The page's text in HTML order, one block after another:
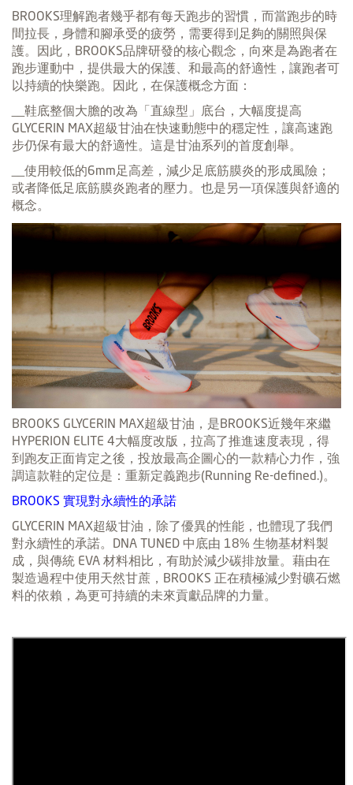
BROOKS理解跑者幾乎都有每天跑步的習慣，而當跑步的時
間拉長，身體和腳承受的疲勞，需要得到足夠的關照與保
護。因此，BROOKS品牌研發的核心觀念，向來是為跑者在
跑步運動中，提供最大的保護、和最高的舒適性，讓跑者可
以持續的快樂跑。因此，在保護概念方面：
__鞋底整個大膽的改為「直線型」底台，大幅度提高
GLYCERIN MAX超級甘油在快速動態中的穩定性，讓高速跑
步仍保有最大的舒適性。這是甘油系列的首度創舉。
__使用較低的6mm足高差，減少足底筋膜炎的形成風險；
或者降低足底筋膜炎跑者的壓力。也是另一項保護與舒適的
概念。
BROOKS GLYCERIN MAX超級甘油，是BROOKS近幾年來繼
HYPERION ELITE 4大幅度改版，拉高了推進速度表現，得
到跑友正面肯定之後，投放最高企圖心的一款精心力作，強
調這款鞋的定位是：重新定義跑步(Running Re-defined.)。
BROOKS 實現對永續性的承諾
GLYCERIN MAX超級甘油，除了優異的性能，也體現了我們
對永續性的承諾。DNA TUNED 中底由 18% 生物基材料製
成，與傳統 EVA 材料相比，有助於減少碳排放量。藉由在
製造過程中使用天然甘蔗，BROOKS 正在積極減少對礦石燃
料的依賴，為更可持續的未來貢獻品牌的力量。